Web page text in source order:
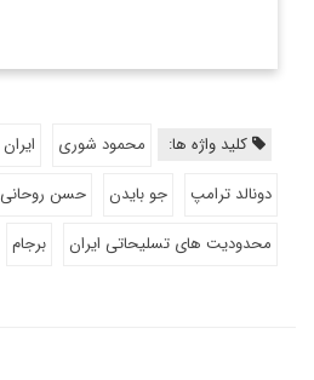
کلید واژه ها: محمود شوری ایران
دونالد ترامپ
جو بایدن
حسن روحانی
محدودیت های تسلیحاتی ایران
برجام